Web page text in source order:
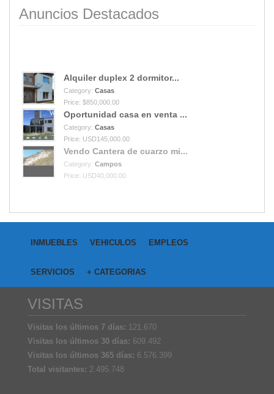
Anuncios Destacados
Alquiler duplex 2 dormitor...
Category: Casas
Price: $850,000.00
Oportunidad casa en venta ...
Category: Casas
Price: USD145,000.00
Vendo Cantera de cuarzo mi...
Category: Campos
Price: USD40,000.00
INMUEBLES VEHICULOS EMPLEOS
SERVICIOS + CATEGORIAS
VISITAS
Visitas los últimos 7 días: 121.670
Visitas los últimos 30 días: 609.492
Visitas los últimos 365 días: 6.576.399
Total visitantes: 2.495.748